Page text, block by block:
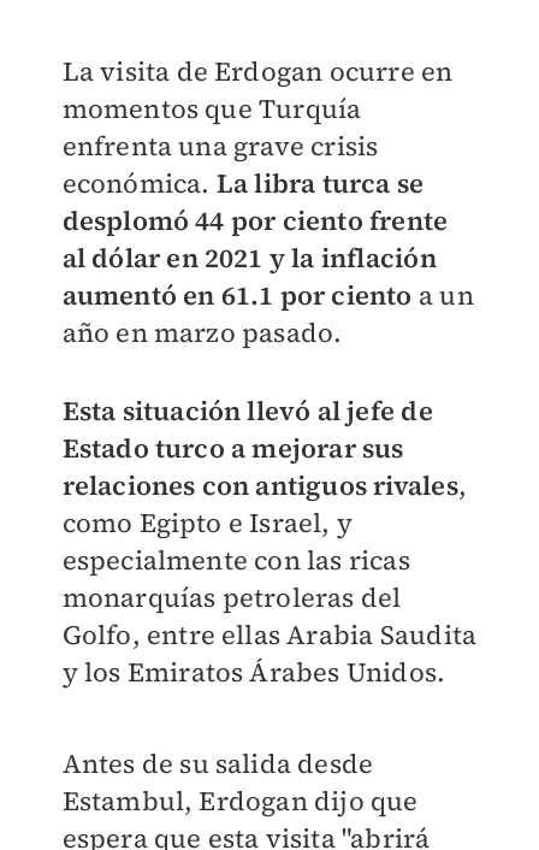
La visita de Erdogan ocurre en
momentos que Turquía
enfrenta una grave crisis
económica. La libra turca se
desplomó 44 por ciento frente
al dólar en 2021 y la inflación
aumentó en 61.1 por ciento a un
año en marzo pasado.
Esta situación llevó al jefe de
Estado turco a mejorar sus
relaciones con antiguos rivales,
como Egipto e Israel, y
especialmente con las ricas
monarquías petroleras del
Golfo, entre ellas Arabia Saudita
y los Emiratos Árabes Unidos.
Antes de su salida desde
Estambul, Erdogan dijo que
espera que esta visita "abrirá